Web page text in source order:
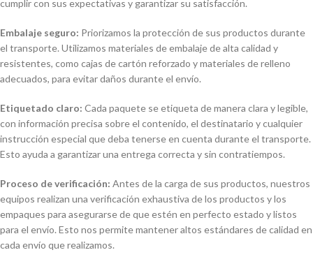
cumplir con sus expectativas y garantizar su satisfacción.
Embalaje seguro: Priorizamos la protección de sus productos durante
el transporte. Utilizamos materiales de embalaje de alta calidad y
resistentes, como cajas de cartón reforzado y materiales de relleno
adecuados, para evitar daños durante el envío.
Etiquetado claro: Cada paquete se etiqueta de manera clara y legible,
con información precisa sobre el contenido, el destinatario y cualquier
instrucción especial que deba tenerse en cuenta durante el transporte.
Esto ayuda a garantizar una entrega correcta y sin contratiempos.
Proceso de verificación: Antes de la carga de sus productos, nuestros
equipos realizan una verificación exhaustiva de los productos y los
empaques para asegurarse de que estén en perfecto estado y listos
para el envío. Esto nos permite mantener altos estándares de calidad en
cada envío que realizamos.